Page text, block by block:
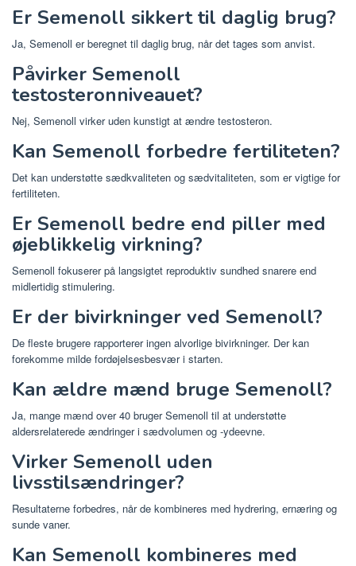
Er Semenoll sikkert til daglig brug?
Ja, Semenoll er beregnet til daglig brug, når det tages som anvist.
Påvirker Semenoll
testosteronniveauet?
Nej, Semenoll virker uden kunstigt at ændre testosteron.
Kan Semenoll forbedre fertiliteten?
Det kan understøtte sædkvaliteten og sædvitaliteten, som er vigtige for
fertiliteten.
Er Semenoll bedre end piller med
øjeblikkelig virkning?
Semenoll fokuserer på langsigtet reproduktiv sundhed snarere end
midlertidig stimulering.
Er der bivirkninger ved Semenoll?
De fleste brugere rapporterer ingen alvorlige bivirkninger. Der kan
forekomme milde fordøjelsesbesvær i starten.
Kan ældre mænd bruge Semenoll?
Ja, mange mænd over 40 bruger Semenoll til at understøtte
aldersrelaterede ændringer i sædvolumen og -ydeevne.
Virker Semenoll uden
livsstilsændringer?
Resultaterne forbedres, når de kombineres med hydrering, ernæring og
sunde vaner.
Kan Semenoll kombineres med